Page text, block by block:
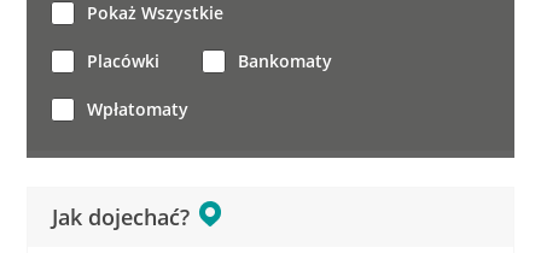
Jak dojechać?
Pokaż Wszystkie
Placówki Bankomaty
Wpłatomaty